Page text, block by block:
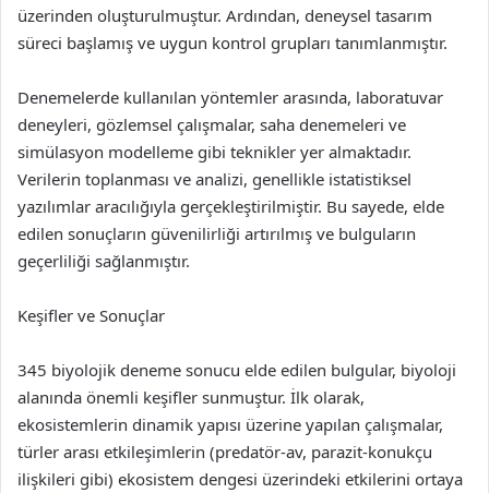
üzerinden oluşturulmuştur. Ardından, deneysel tasarım
süreci başlamış ve uygun kontrol grupları tanımlanmıştır.
Denemelerde kullanılan yöntemler arasında, laboratuvar
deneyleri, gözlemsel çalışmalar, saha denemeleri ve
simülasyon modelleme gibi teknikler yer almaktadır.
Verilerin toplanması ve analizi, genellikle istatistiksel
yazılımlar aracılığıyla gerçekleştirilmiştir. Bu sayede, elde
edilen sonuçların güvenilirliği artırılmış ve bulguların
geçerliliği sağlanmıştır.
Keşifler ve Sonuçlar
345 biyolojik deneme sonucu elde edilen bulgular, biyoloji
alanında önemli keşifler sunmuştur. İlk olarak,
ekosistemlerin dinamik yapısı üzerine yapılan çalışmalar,
türler arası etkileşimlerin (predatör-av, parazit-konukçu
ilişkileri gibi) ekosistem dengesi üzerindeki etkilerini ortaya